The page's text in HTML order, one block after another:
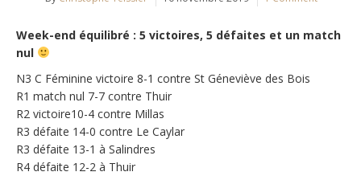
Week-end équilibré : 5 victoires, 5 défaites et un match
nul
N3 C Féminine victoire 8-1 contre St Géneviève des Bois
R1 match nul 7-7 contre Thuir
R2 victoire10-4 contre Millas
R3 défaite 14-0 contre Le Caylar
R3 défaite 13-1 à Salindres
R4 défaite 12-2 à Thuir